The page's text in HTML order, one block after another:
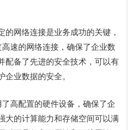
的网络连接是业务成功的关键，
速的网络连接，确保了企业数
配备了先进的安全技术，可以有
企业数据的安全。
高配置的硬件设备，确保了企
大的计算能力和存储空间可以满